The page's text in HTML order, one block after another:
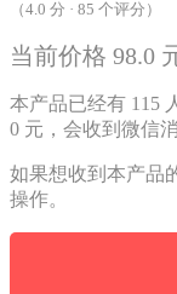
（4.0 分 · 85 个评分）
当前价格 98.0
本产品已经有 115
0 元，会收到微信
如果想收到本产品
操作。